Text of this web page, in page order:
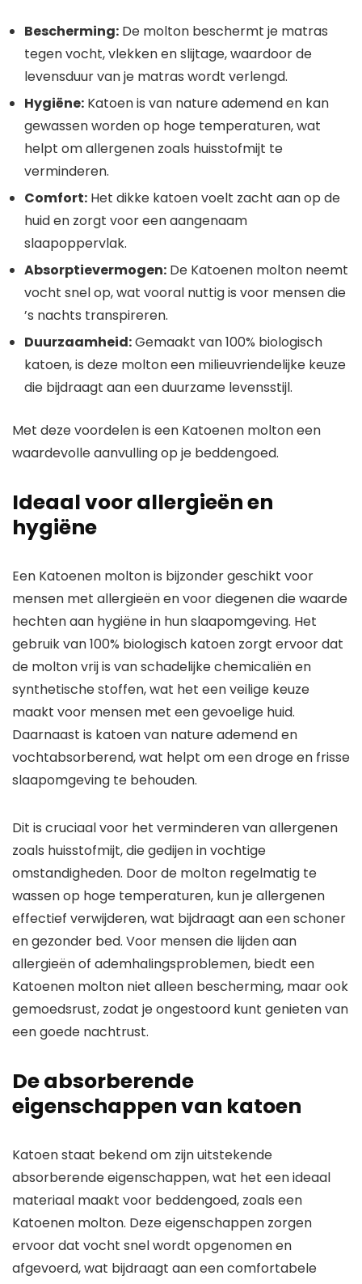
Bescherming: De molton beschermt je matras
tegen vocht, vlekken en slijtage, waardoor de
levensduur van je matras wordt verlengd.
Hygiëne: Katoen is van nature ademend en kan
gewassen worden op hoge temperaturen, wat
helpt om allergenen zoals huisstofmijt te
verminderen.
Comfort: Het dikke katoen voelt zacht aan op de
huid en zorgt voor een aangenaam
slaapoppervlak.
Absorptievermogen: De Katoenen molton neemt
vocht snel op, wat vooral nuttig is voor mensen die
’s nachts transpireren.
Duurzaamheid:Gemaakt van 100% biologisch
katoen, is deze molton een milieuvriendelijke keuze
die bijdraagt aan een duurzame levensstijl.
Met deze voordelen is een Katoenen molton een
waardevolle aanvulling op je beddengoed.
Ideaal voor allergieën en
hygiëne
Een Katoenen molton is bijzonder geschikt voor
mensen met allergieën en voor diegenen die waarde
hechten aan hygiëne in hun slaapomgeving. Het
gebruik van 100% biologisch katoen zorgt ervoor dat
de molton vrij is van schadelijke chemicaliën en
synthetische stoffen, wat het een veilige keuze
maakt voor mensen met een gevoelige huid.
Daarnaast is katoen van nature ademend en
vochtabsorberend, wat helpt om een droge en frisse
slaapomgeving te behouden.
Dit is cruciaal voor het verminderen van allergenen
zoals huisstofmijt, die gedijen in vochtige
omstandigheden. Door de molton regelmatig te
wassen op hoge temperaturen, kun je allergenen
effectief verwijderen, wat bijdraagt aan een schoner
en gezonder bed. Voor mensen die lijden aan
allergieën of ademhalingsproblemen, biedt een
Katoenen molton niet alleen bescherming, maar ook
gemoedsrust, zodat je ongestoord kunt genieten van
een goede nachtrust.
De absorberende
eigenschappen van katoen
Katoen staat bekend om zijn uitstekende
absorberende eigenschappen, wat het een ideaal
materiaal maakt voor beddengoed, zoals een
Katoenen molton. Deze eigenschappen zorgen
ervoor dat vocht snel wordt opgenomen en
afgevoerd, wat bijdraagt aan een comfortabele